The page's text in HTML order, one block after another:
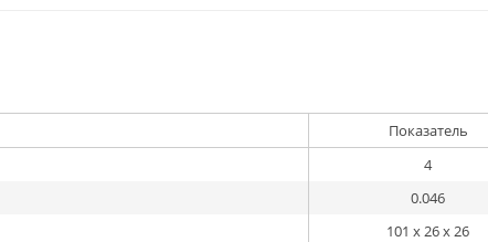
Показатель
4
0.046
101 x 26 x 26